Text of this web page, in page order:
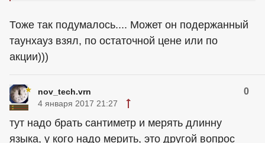
Тоже так подумалось.... Может он подержанный
таунхауз взял, по остаточной цене или по
акции)))
nov_tech.vrn 0
4 января 2017 21:27
тут надо брать сантиметр и мерять длинну
языка, у кого надо мерить, это другой вопрос